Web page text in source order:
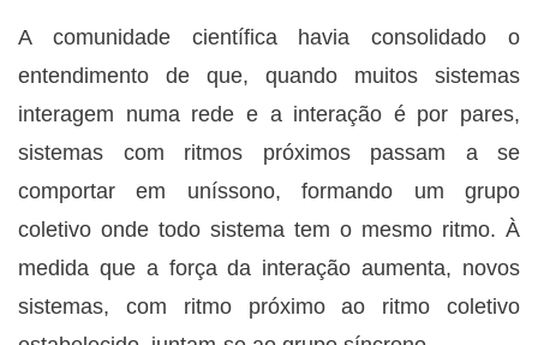
A comunidade científica havia consolidado o
entendimento de que, quando muitos sistemas
interagem numa rede e a interação é por pares,
sistemas com ritmos próximos passam a se
comportar em uníssono, formando um grupo
coletivo onde todo sistema tem o mesmo ritmo. À
medida que a força da interação aumenta, novos
sistemas, com ritmo próximo ao ritmo coletivo